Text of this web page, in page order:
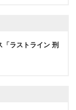
「ラストライン 刑